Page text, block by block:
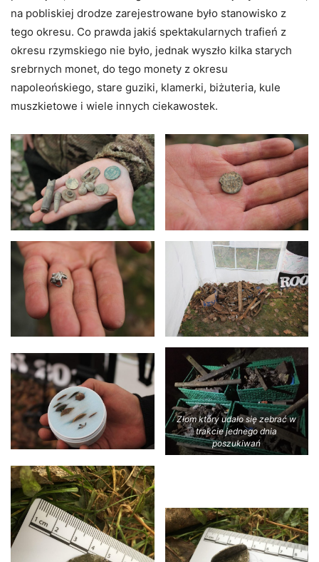
na pobliskiej drodze zarejestrowane było stanowisko z
tego okresu. Co prawda jakiś spektakularnych trafień z
okresu rzymskiego nie było, jednak wyszło kilka starych
srebrnych monet, do tego monety z okresu
napoleońskiego, stare guziki, klamerki, biżuteria, kule
muszkietowe i wiele innych ciekawostek.
Złom który udało się zebrać w
trakcie jednego dnia
poszukiwań